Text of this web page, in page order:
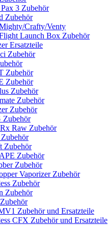
3 Zubehör
Zubehör
Crafty/Venty
Launch Box Zubehör
Ersatzteile
Zubehör
Zubehör
Zubehör
Zubehör
Zubehör
Zubehör
Zubehör
Raw Zubehör
Zubehör
Zubehör
Zubehör
Vaporizer Zubehör
Zubehör
Zubehör
Zubehör und Ersatzteile
CFX Zubehör und Ersatzteile